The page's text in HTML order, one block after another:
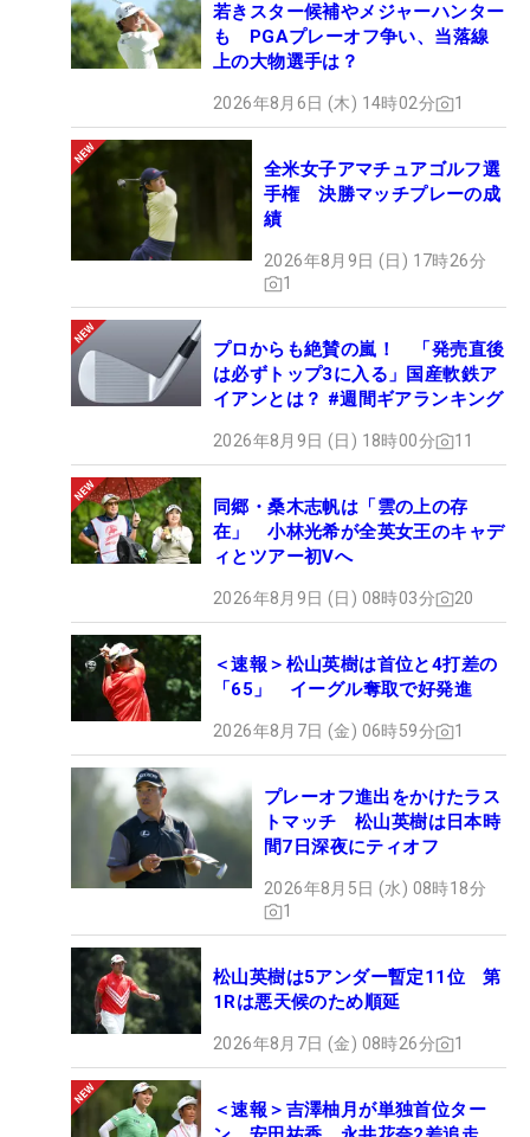
若きスター候補やメジャーハンター
も PGAプレーオフ争い、当落線
上の大物選手は？
2026年8月6日 (木) 14時02分 1
全米女子アマチュアゴルフ選
手権 決勝マッチプレーの成
績
2026年8月9日 (日) 17時26分
1
プロからも絶賛の嵐！ 「発売直後
は必ずトップ3に入る」国産軟鉄ア
イアンとは？ #週間ギアランキング
2026年8月9日 (日) 18時00分 11
同郷・桑木志帆は「雲の上の存
在」 小林光希が全英女王のキャデ
ィとツアー初Vへ
2026年8月9日 (日) 08時03分 20
＜速報＞松山英樹は首位と4打差の
「65」 イーグル奪取で好発進
2026年8月7日 (金) 06時59分 1
プレーオフ進出をかけたラス
トマッチ 松山英樹は日本時
間7日深夜にティオフ
2026年8月5日 (水) 08時18分
1
松山英樹は5アンダー暫定11位 第
1Rは悪天候のため順延
2026年8月7日 (金) 08時26分 1
＜速報＞吉澤柚月が単独首位ター